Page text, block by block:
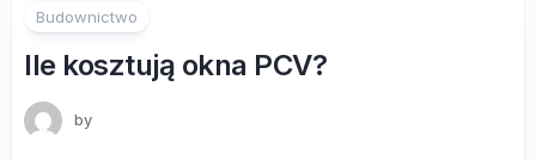
Budownictwo
Ile kosztują okna PCV?
by